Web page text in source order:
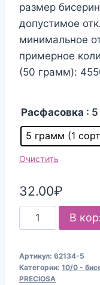
размер
допустимое
минимальное
примерное
(50 грамм):
Расфасовка :
5 грамм (1
Очистить
32.00₽
Количество
товара
Чехия
Preciosa
В
Артикул: 62134-5
Категории: 10/0 -
PRECIOSA